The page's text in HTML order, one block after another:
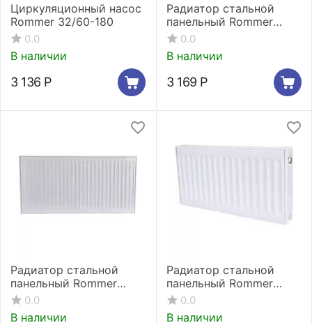
Циркуляционный насос
Rommer 32/60-180
0.0
В наличии
3 136 Р
Радиатор стальной
панельный Rommer
Compact 11/300/900
боковое подключение
0.0
В наличии
3 169 Р
Радиатор стальной
панельный Rommer
Compact 22/300/400
боковое подключение
0.0
В наличии
Радиатор стальной
панельный Rommer
Compact 11/500/700
боковое подключение
0.0
В наличии